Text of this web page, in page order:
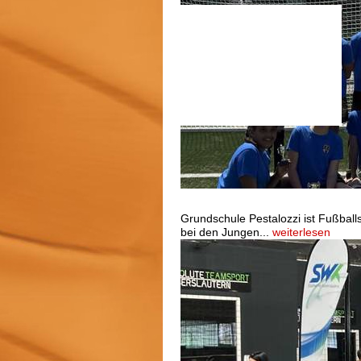
Grundschule Pestalozzi ist
bei den Jungen... weiterlesen